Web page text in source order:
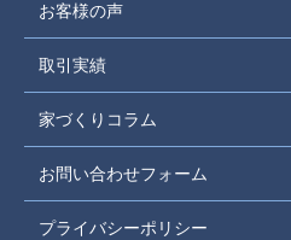
お客様の声
取引実績
家づくりコラム
お問い合わせフォーム
プライバシーポリシー